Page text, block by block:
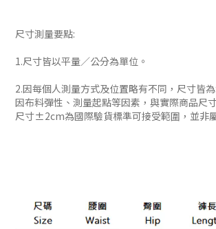
尺寸測量要點:
1.尺寸皆以平量／公分為單位。
2.因每個人測量方式及位置略有不同，尺寸皆
因布料彈性、測量起點等因素，與實際商品尺
尺寸±2cm為國際驗貨標準可接受範圍，並非